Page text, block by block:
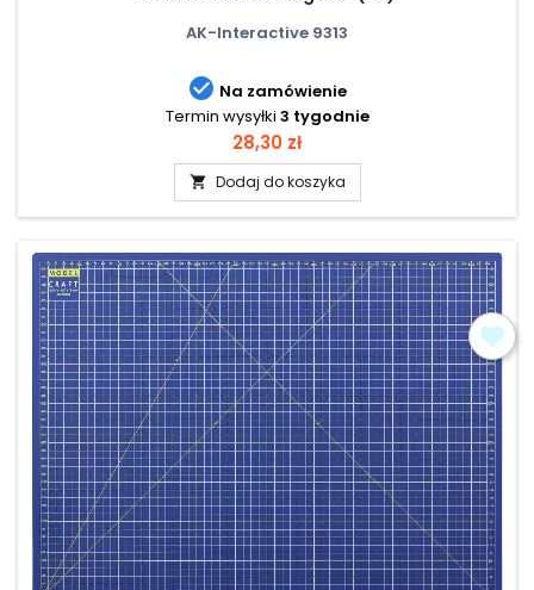
AK-Interactive 9313
 Na zamówienie
Termin wysyłki 3 tygodnie
Cena
28,30 zł
 Dodaj do koszyka